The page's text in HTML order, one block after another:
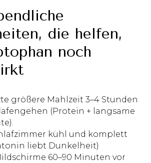
die helfen,
noch
größere Mahlzeit 3–4 Stunden
(Protein + langsame
kühl und komplett
liebt Dunkelheit)
60–90 Minuten vor